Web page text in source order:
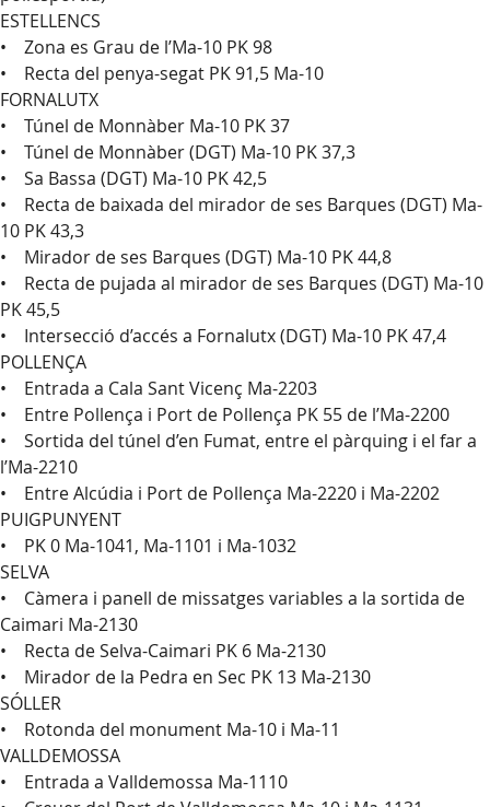
ESTELLENCS
• Zona es Grau de l’Ma-10 PK 98
• Recta del penya-segat PK 91,5 Ma-10
FORNALUTX
• Túnel de Monnàber Ma-10 PK 37
• Túnel de Monnàber (DGT) Ma-10 PK 37,3
• Sa Bassa (DGT) Ma-10 PK 42,5
• Recta de baixada del mirador de ses Barques (DGT) Ma-
10 PK 43,3
• Mirador de ses Barques (DGT) Ma-10 PK 44,8
• Recta de pujada al mirador de ses Barques (DGT) Ma-10
PK 45,5
• Intersecció d’accés a Fornalutx (DGT) Ma-10 PK 47,4
POLLENÇA
• Entrada a Cala Sant Vicenç Ma-2203
• Entre Pollença i Port de Pollença PK 55 de l’Ma-2200
• Sortida del túnel d’en Fumat, entre el pàrquing i el far a
l’Ma-2210
• Entre Alcúdia i Port de Pollença Ma-2220 i Ma-2202
PUIGPUNYENT
• PK 0 Ma-1041, Ma-1101 i Ma-1032
SELVA
• Càmera i panell de missatges variables a la sortida de
Caimari Ma-2130
• Recta de Selva-Caimari PK 6 Ma-2130
• Mirador de la Pedra en Sec PK 13 Ma-2130
SÓLLER
• Rotonda del monument Ma-10 i Ma-11
VALLDEMOSSA
• Entrada a Valldemossa Ma-1110